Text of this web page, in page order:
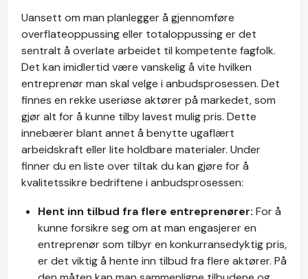
Uansett om man planlegger å gjennomføre
overflateoppussing eller totaloppussing er det
sentralt å overlate arbeidet til kompetente fagfolk.
Det kan imidlertid være vanskelig å vite hvilken
entreprenør man skal velge i anbudsprosessen. Det
finnes en rekke useriøse aktører på markedet, som
gjør alt for å kunne tilby lavest mulig pris. Dette
innebærer blant annet å benytte ugaflært
arbeidskraft eller lite holdbare materialer. Under
finner du en liste over tiltak du kan gjøre for å
kvalitetssikre bedriftene i anbudsprosessen:
Hent inn tilbud fra flere entreprenører: For å
kunne forsikre seg om at man engasjerer en
entreprenør som tilbyr en konkurransedyktig pris,
er det viktig å hente inn tilbud fra flere aktører. På